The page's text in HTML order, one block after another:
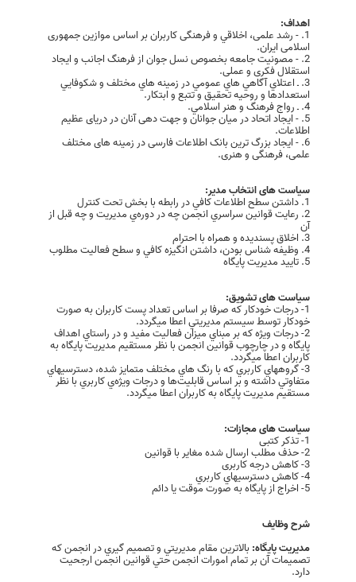
اهداف:
1. - رشد علمی، اخلاقي و فرهنگی کاربران بر اساس موازین جمهوری
اسلامی ایران.
2. - مصونيت جامعه بخصوص نسل جوان از فرهنگ اجانب و ایجاد
استقلال فکری و عملی.
3. ـ اعتلاي آگاهي هاي عمومي در زمينه هاي مختلف و شكوفايي
استعدادها و روحيه تحقيق و تتبع و ابتكار.
4. ـ رواج فرهنگ و هنر اسلامي.
5. - ایجاد اتحاد در میان جوانان و جهت دهی آنان در دریای عظیم
اطلاعات.
6. - ایجاد بزرگ ترین بانک اطلاعات فارسی در زمینه های مختلف
علمی، فرهنگی و هنری.
سیاست های انتخاب مدیر:
1. داشتن سطح اطلاعات کافي در رابطه با بخش تحت کنترل
2. رعايت قوانين سراسري انجمن چه در دوره‌ي مديريت و چه قبل از
آن
3. اخلاق پسنديده و همراه با احترام
4. وظيفه شناس بودن، داشتن انگيزه کافي و سطح فعاليت مطلوب
5. تاييد مديريت پايگاه
سیاست های تشویق:
1- درجات خودکار که صرفا بر اساس تعداد پست کاربران به صورت
خودکار توسط سيستم مديريتي اعطا ميگردد.
2- درجات ويژه که بر مبناي ميزان فعاليت مفيد و در راستاي اهداف
پايگاه و در چارچوب قوانين انجمن با نظر مستقيم مديريت پايگاه به
کاربران اعطا ميگردد.
3- گروههاي کاربري که با رنگ هاي مختلف متمايز شده، دسترسيهاي
متفاوتي داشته و بر اساس قابليت‌ها و درجات ويژه‌ي کاربري با نظر
مستقيم مديريت پايگاه به کاربران اعطا ميگردد.
سیاست های مجازات:
1- تذکر کتبی
2- حذف مطلب ارسال شده مغایر با قوانین
3- کاهش درجه کاربری
4- کاهش دسترسيهاي کاربري
5- اخراج از پایگاه به صورت موقت يا دائم
شرح وظایف
مدیريت پایگاه: بالاترين مقام مديريتي و تصميم گيري در انجمن که
تصميمات آن بر تمام امورات انجمن حتي قوانين انجمن ارجحيت
دارد.